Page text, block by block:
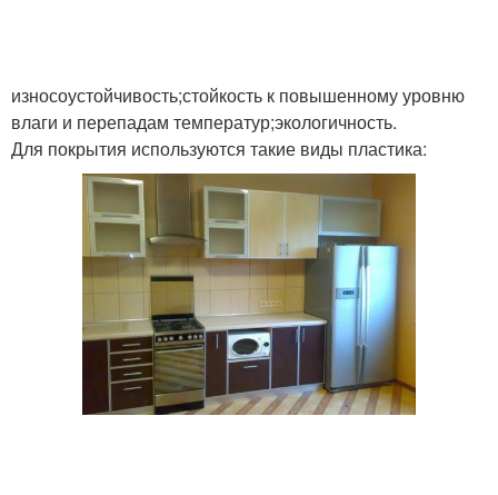
износоустойчивость;стойкость к повышенному уровню
влаги и перепадам температур;экологичность.
Для покрытия используются такие виды пластика: